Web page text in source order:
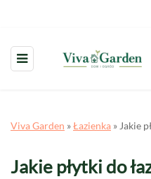
Viva Garden »Łazienka » Jakie
Jakie płytki do